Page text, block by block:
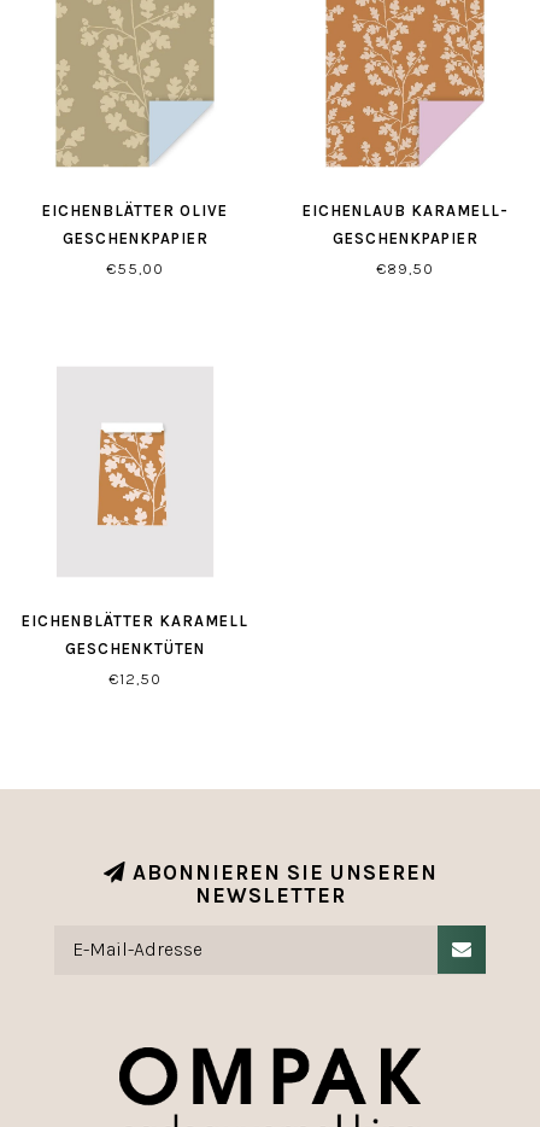
EICHENBLÄTTER OLIVE
GESCHENKPAPIER
€55,00
EICHENLAUB KARAMELL-
GESCHENKPAPIER
€89,50
EICHENBLÄTTER KARAMELL
GESCHENKTÜTEN
€12,50
ABONNIEREN SIE UNSEREN
NEWSLETTER